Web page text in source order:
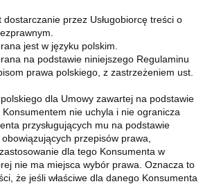
dostarczanie przez Usługobiorcę treści o
jest w języku polskim.
na podstawie niniejszego Regulaminu
prawa polskiego, z zastrzeżeniem ust.
dla Umowy zawartej na podstawie
Konsumentem nie uchyla i nie ogranicza
przysługujących mu na podstawie
przepisów prawa,
dla tego Konsumenta w
nie ma miejsca wybór prawa. Oznacza to
że jeśli właściwe dla danego Konsumenta